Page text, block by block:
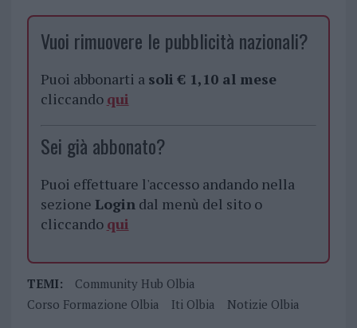
Vuoi rimuovere le pubblicità nazionali?
Puoi abbonarti a soli € 1,10 al mese
cliccando qui
Sei già abbonato?
Puoi effettuare l'accesso andando nella
sezione Logindal menù del sito o
cliccando qui
TEMI:
Community Hub Olbia
Corso Formazione Olbia
Iti Olbia Notizie Olbia